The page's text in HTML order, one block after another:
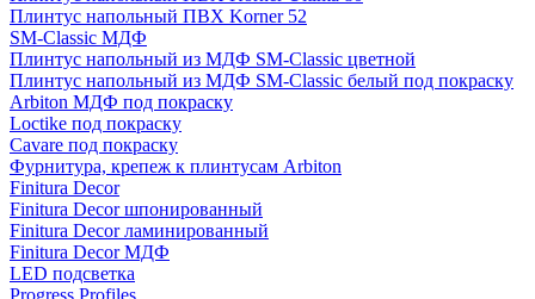
Плинтус напольный ПВХ Korner 52
SM-Classic МДФ
Плинтус напольный из МДФ SM-Classic цветной
Плинтус напольный из МДФ SM-Classic белый под покраску
Arbiton МДФ под покраску
Loctike под покраску
Cavare под покраску
Фурнитура, крепеж к плинтусам Arbiton
Finitura Decor
Finitura Decor шпонированный
Finitura Decor ламинированный
Finitura Decor МДФ
LED подсветка
Progress Profiles